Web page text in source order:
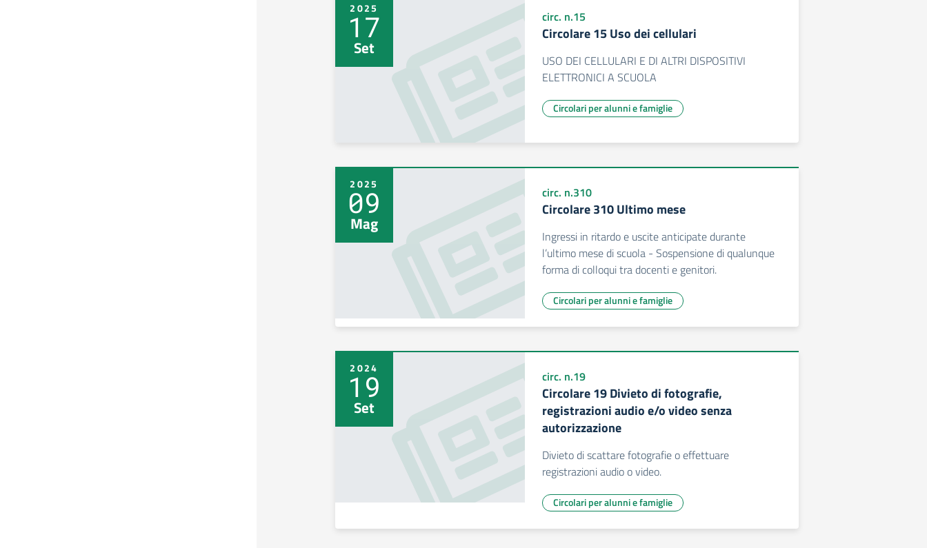
2025
17
Set
circ. n.15
Circolare 15 Uso dei cellulari
USO DEI CELLULARI E DI ALTRI DISPOSITIVI
ELETTRONICI A SCUOLA
Circolari per alunni e famiglie
2025
09
Mag
circ. n.310
Circolare 310 Ultimo mese
Ingressi in ritardo e uscite anticipate durante
l’ultimo mese di scuola - Sospensione di qualunque
forma di colloqui tra docenti e genitori.
Circolari per alunni e famiglie
2024
19
Set
circ. n.19
Circolare 19 Divieto di fotografie,
registrazioni audio e/o video senza
autorizzazione
Divieto di scattare fotografie o effettuare
registrazioni audio o video.
Circolari per alunni e famiglie